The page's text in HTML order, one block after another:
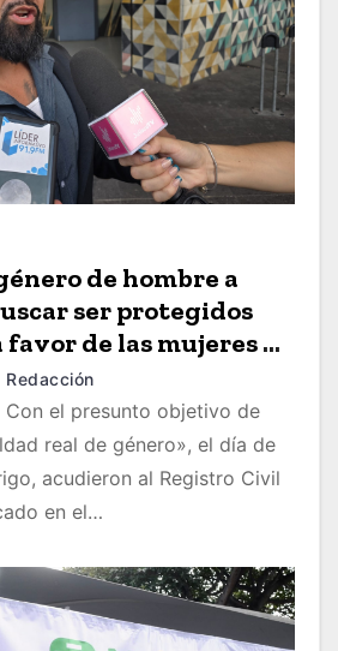
de hombre a
ser protegidos
favor de las mujeres y
Redacción
Con el presunto objetivo de
real de género», el día de
acudieron al Registro Civil
en el…